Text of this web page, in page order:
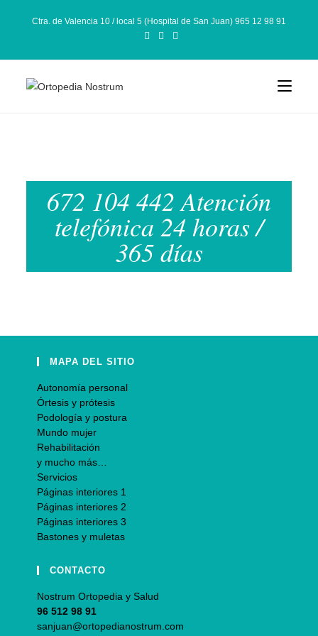
Ctra. de Valencia 10 / local 5 (Hospital de San Juan) 965 12 98 91
672 104 442 Atención
telefónica 24 horas /
365 días
MAPA DEL SITIO
Autonomía personal
Órtesis y prótesis
Podología y postura
Mundo mujer
Rehabilitación
y mucho más…
Servicios
Páginas interiores 1
Páginas interiores 2
Páginas interiores 3
Bastones y muletas
CONTACTO
Nostrum Ortopedia y Salud
96 512 98 91
sanjuan@ortopedianostrum.com